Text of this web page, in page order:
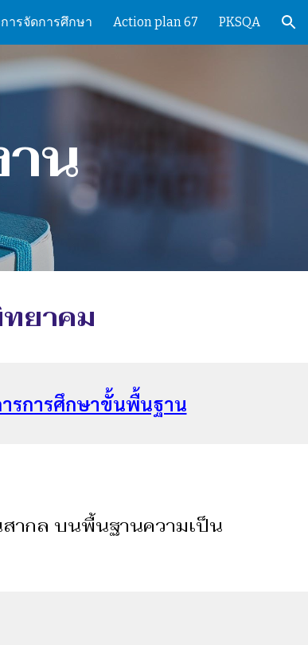
ารจัดการศึกษา Action plan 67 PKSQA
น
ยาคม
รการศึกษาขั้นพื้นฐาน
ากล บนพื้นฐานความเป็น